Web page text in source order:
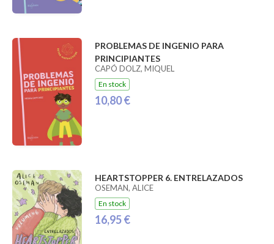
PROBLEMAS DE INGENIO PARA
PRINCIPIANTES
CAPÓ DOLZ, MIQUEL
En stock
10,80 €
HEARTSTOPPER 6. ENTRELAZADOS
OSEMAN, ALICE
En stock
16,95 €